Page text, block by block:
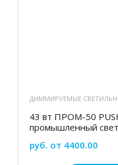
ДИММИРУЕМЫЕ
43 вт ПРОМ-50
промышленный
руб. от 4400.00